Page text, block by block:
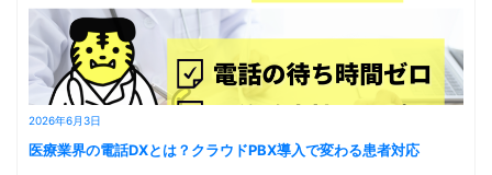
2026年6月3日
医療業界の電話DXとは？クラウドPBX導入で変わる患者対応